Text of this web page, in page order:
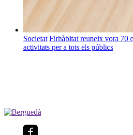
Societat Firhàbitat reuneix vora 70
activitats per a tots els públics